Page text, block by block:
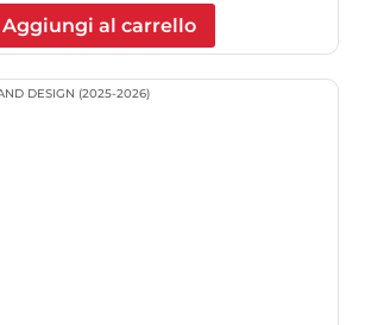
Aggiungi al carrello